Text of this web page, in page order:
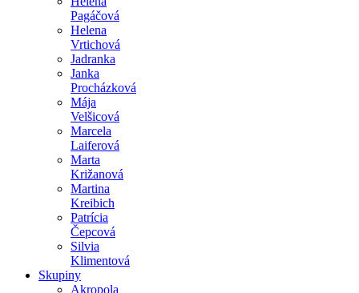
Pagáčová
Helena
Vrtichová
Jadranka
Janka
Procházková
Mája
Velšicová
Marcela
Laiferová
Marta
Križanová
Martina
Kreibich
Patrícia
Čepcová
Silvia
Klimentová
Skupiny
Akropola